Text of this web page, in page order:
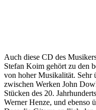
Auch diese CD des
Stefan Koim gehört zu den
von hoher Musikalität. Sehr
zwischen Werken John
Stücken des 20.
Werner Henze, und ebenso